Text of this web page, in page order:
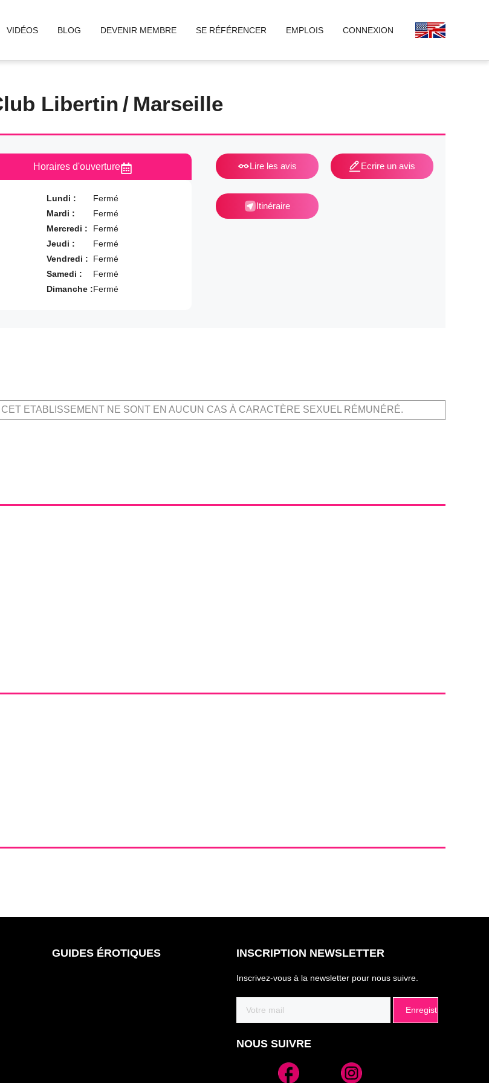
VIDÉOS BLOG DEVENIR MEMBRE SE RÉFÉRENCER EMPLOIS CONNEXION
Libertin / Marseille
Horaires d'ouverture
Lundi :
Mardi :
Mercredi :
Jeudi :
Vendredi :
Samedi :
Dimanche :
Fermé
Fermé
Fermé
Fermé
Fermé
Fermé
Fermé
Lire les avis Ecrire un avis
Itinéraire
ETABLISSEMENT NE SONT EN AUCUN CAS À CARACTÈRE SEXUEL RÉMUNÉRÉ.
GUIDES ÉROTIQUES INSCRIPTION NEWSLETTER
Inscrivez-vous à la newsletter pour nous suivre.
Alternative:
NOUS SUIVRE